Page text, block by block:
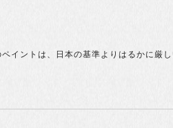
イントは、日本の基準よりはるかに厳